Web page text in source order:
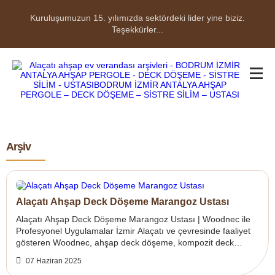
Kuruluşumuzun 15. yılımızda sektördeki lider yine biziz.
Teşekkürler...
Arşiv
Alaçatı Ahşap Deck Döşeme Marangoz Ustası
Alaçatı Ahşap Deck Döşeme Marangoz Ustası | Woodnec ile
Profesyonel Uygulamalar İzmir Alaçatı ve çevresinde faaliyet
gösteren Woodnec, ahşap deck döşeme, kompozit deck
07 Haziran 2025